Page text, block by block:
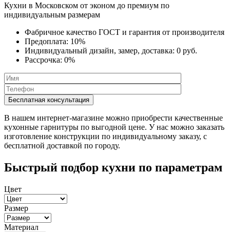
Кухни в Московском от эконом до премиум по
индивидуальным размерам
Фабричное качество ГОСТ и гарантия от производителя
Предоплата: 10%
Индивидуальный дизайн, замер, доставка: 0 руб.
Рассрочка: 0%
В нашем интернет-магазине можно приобрести качественные
кухонные гарнитуры по выгодной цене. У нас можно заказать
изготовление конструкции по индивидуальному заказу, с
бесплатной доставкой по городу.
Быстрый подбор кухни по параметрам
Цвет
Размер
Материал